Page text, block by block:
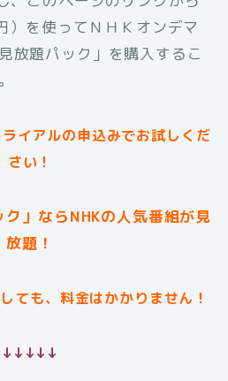
）を使ってＮＨＫオンデマ
放題パック」を購入するこ
イアルの申込みでお試しくだ
さい！
ク」ならNHKの人気番組が見
放題！
ても、料金はかかりません！
↓↓↓↓↓